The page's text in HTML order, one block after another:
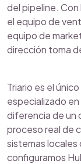
del pipeline.
el equipo de
equipo de
dirección toma
Triario es el
especializado
diferencia de un
proceso real de
sistemas locales
configuramos